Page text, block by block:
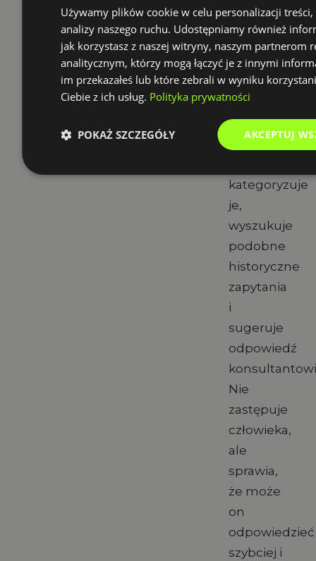
**Jak to
działa w
praktyce:**Gdy
klient
wysyła
zapytanie,
kategoryzuje
je,
wyszukuje
podobne
historyczne
zapytania
i
sugeruje
odpowiedź
Nie
zastępuje
człowieka,
ale
sprawia,
że może
on
odpowiedzieć
szybciej i
Używamy plików cookie w celu personalizacji
analizy naszego ruchu. Udostępniamy również
jak korzystasz z naszej witryny, naszym partnerom
analitycznym, którzy mogą łączyć je z innymi
im przekazałeś lub które zebrali w wyniku
Ciebie z ich usług. Polityka prywatności
AKCEPTUJ
POKAŻ SZCZEGÓŁY